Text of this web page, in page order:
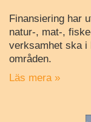
Finansiering har
natur-, mat-,
verksamhet ska i
områden.
Läs mera »